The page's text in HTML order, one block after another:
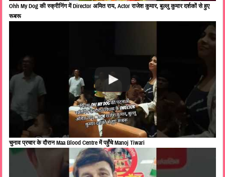
Ohh My Dog की स्क्रीनिंग में Director अमित राय, Actor राजेश कुमार, बुल्लु कुमार दर्शकों से हुए
रूबरू
चुनाव प्रचार के दौरान Maa Blood Centre में पहुँचे Manoj Tiwari